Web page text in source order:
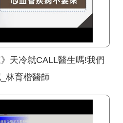
天冷就CALL醫生嗎!我們
林育楷醫師